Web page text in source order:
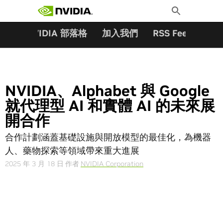
Toggle
Search
NVIDIA 部落格 加入我們 RSS Feeds
NVIDIA、Alphabet 與 Google
就代理型 AI 和實體 AI 的未來展
開合作
合作計劃涵蓋基礎設施與開放模型的最佳化，為機器
人、藥物探索等領域帶來重大進展
2025 年 3 月 18 日 作者 NVIDIA Corporation